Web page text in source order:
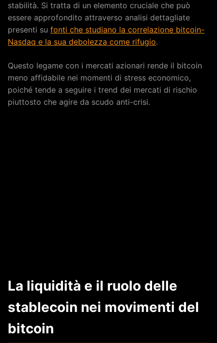
stabilità. Si tratta di un elemento cruciale che può
essere approfondito attraverso analisi dettagliate
presenti su fonti che studiano la correlazione bitcoin-
Nasdaq e la sua debolezza come rifugio.
Questo legame con i mercati azionari rende il bitcoin
meno affidabile nei momenti di stress economico,
poiché tende a seguire i trend dei mercati di rischio
piuttosto che agire da scudo anti-crisi.
La liquidità e il ruolo delle
stablecoin nei movimenti del
bitcoin